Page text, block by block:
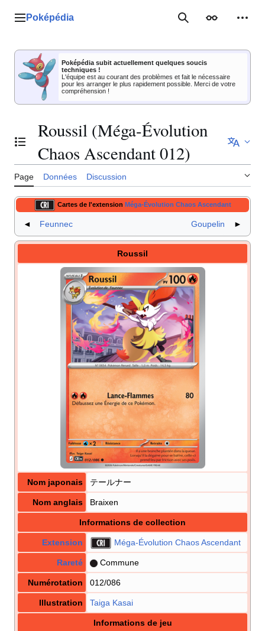
Menu principal
Poképédia RechercherApparence
Poképédia subit actuellement quelques soucis
techniques !
L'équipe est au courant des problèmes et fait le nécessaire
pour les arranger le plus rapidement possible. Merci de votre
compréhension !
Basculer la table des matières
Roussil (Méga-Évolution
Chaos Ascendant 012)
Page Données Discussion
Cartes de l'extension Méga-Évolution Chaos Ascendant
◄ Feunnec Goupelin ►
Roussil
Nom japonais テールナー
Nom anglais Braixen
Informations de collection
Extension Méga-Évolution Chaos Ascendant
Rareté Commune
Numérotation 012/086
Illustration Taiga Kasai
Informations de jeu